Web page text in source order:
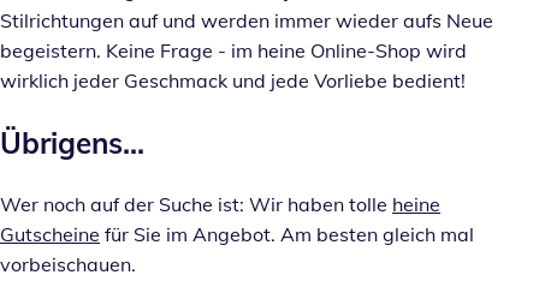
Stilrichtungen auf und werden immer wieder aufs Neue
begeistern. Keine Frage - im heine Online-Shop wird
wirklich jeder Geschmack und jede Vorliebe bedient!
Übrigens...
Wer noch auf der Suche ist: Wir haben tolle heine
Gutscheine für Sie im Angebot. Am besten gleich mal
vorbeischauen.